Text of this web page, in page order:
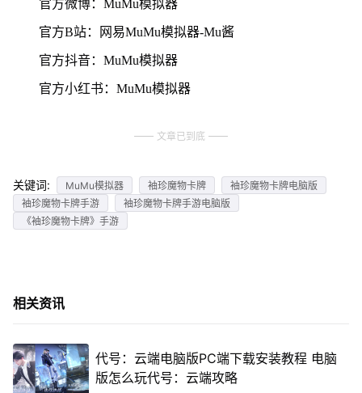
官方微博：MuMu模拟器
官方B站：网易MuMu模拟器-Mu酱
官方抖音：MuMu模拟器
官方小红书：MuMu模拟器
文章已到底
关键词: MuMu模拟器 袖珍魔物卡牌
袖珍魔物卡牌电脑版
袖珍魔物卡牌手游
袖珍魔物卡牌手游电脑版
《袖珍魔物卡牌》手游
相关资讯
代号：云端电脑版PC端下载安装教程 电脑
版怎么玩代号：云端攻略